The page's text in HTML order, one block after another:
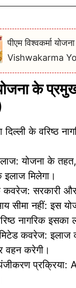
पीएम विश्वकर्मा
Vishwakarma
के
दिल्ली के वरिष्ठ
योजना के तहत,
मिलेगा।
कवरेज: सरकारी और
सीमा नहीं: इस
नागरिक
कवरेज: इलाज
वहन करेगी।
प्रक्रिया: